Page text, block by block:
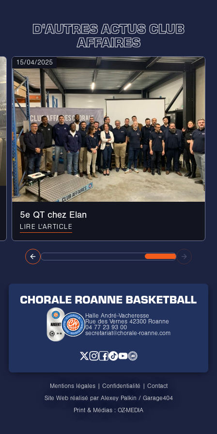
D'AUTRES ACTUS CLUB
AFFAIRES
15/04/2025
5e QT chez Elan
LIRE L'ARTICLE
Halle André-Vacheresse
Rue des Vernes 42300 Roanne
04 77 23 93 00
secretariat@chorale-roanne.com
Mentions légales| Confidentialité | Contact
Site Web réalisé par Alexey Palkin / Garage404
Print & Médias : OZ-MEDIA